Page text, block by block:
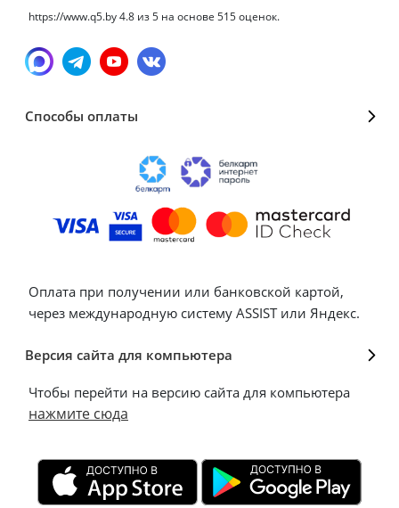
https://www.q5.by4.8 из5 на основе 515оценок.
Способы оплаты
Оплата при получении или банковской картой,
через международную систему ASSIST или Яндекс.
Версия сайта для компьютера
Чтобы перейти на версию сайта для компьютера
нажмите сюда